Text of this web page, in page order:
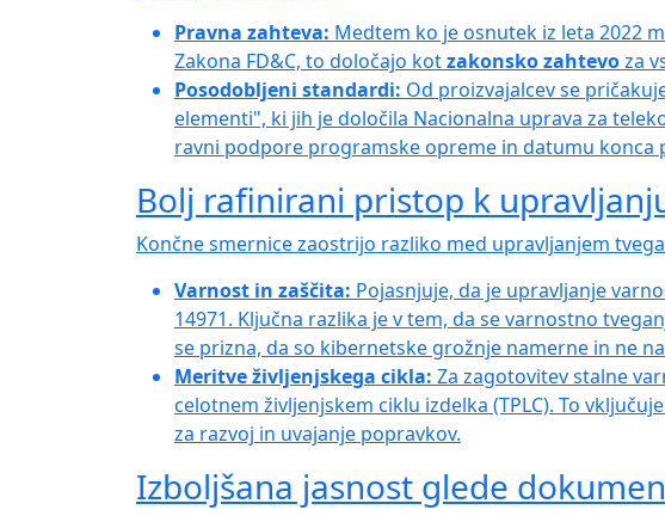
Pravna zahteva: Medtem ko je osnutek iz leta 2022
Zakona FD&C, to določajo kotzakonsko zahtevoza
Posodobljeni standardi: Od proizvajalcev se
elementi", ki jih je določila Nacionalna uprava za
ravni podpore programske opreme in datumu konca
Bolj rafinirani pristop k
Končne smernice zaostrijo razliko med upravljanjem
Varnost in zaščita: Pojasnjuje, da je upravljanje
14971. Ključna razlika je v tem, da se varnostno
se prizna, da so kibernetske grožnje namerne in ne
Meritve življenjskega cikla: Za zagotovitev stalne
celotnem življenjskem ciklu izdelka (TPLC). To
za razvoj in uvajanje popravkov.
Izboljšana jasnost glede